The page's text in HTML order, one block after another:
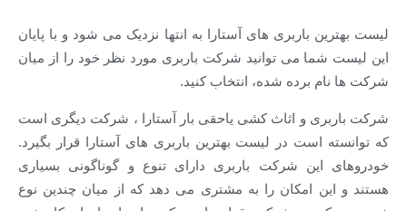
لیست بهترین باربری های آستارا به انتها نزدیک می شود و با پایان
این لیست شما می توانید شرکت باربری مورد نظر خود را از میان
شرکت ها نام برده شده، انتخاب کنید.
شرکت باربری و اثاث کشی یاحقی بار آستارا ، شرکت دیگری است
که توانسته است در لیست بهترین باربری های آستارا قرار بگیرد.
خودروهای این شرکت باربری دارای تنوع و گوناگونی بسیاری
هستند و این امکان را به مشتری می دهد که از میان چندین نوع